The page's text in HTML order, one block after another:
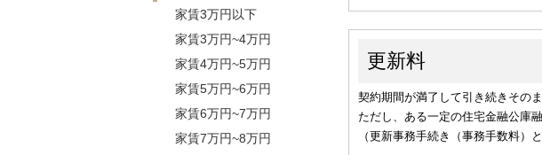
家賃3万円以下
家賃3万円~4万円
家賃4万円~5万円
家賃5万円~6万円
家賃6万円~7万円
家賃7万円~8万円